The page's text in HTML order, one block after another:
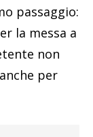
passaggio:
la messa a
non
per